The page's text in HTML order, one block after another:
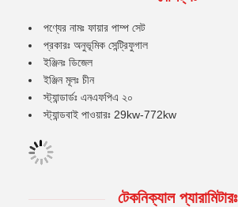
পণ্যের নামঃ ফায়ার পাম্প সেট
প্রকারঃ অনুভূমিক সেন্ট্রিফুগাল
ইঞ্জিনঃ ডিজেল
ইঞ্জিন মূলঃ চীন
স্ট্যান্ডার্ডঃ এনএফপিএ ২০
স্ট্যান্ডবাই পাওয়ারঃ 29kw-772kw
টেকনিক্যাল প্যারামিটারঃ